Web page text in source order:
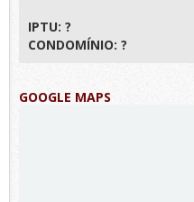
IPTU: ?
CONDOMÍNIO: ?
GOOGLE MAPS